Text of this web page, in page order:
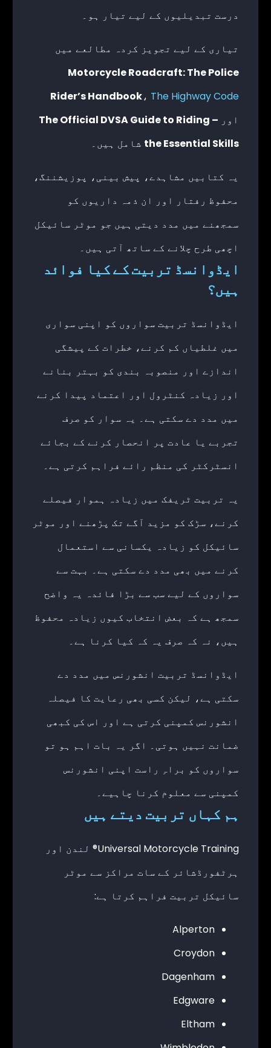
درست تبدیلیوں کے لیے تیار ہو۔
تیاری کے لیے تجویز کردہ مطالعے میں
Motorcycle Roadcraft: The Police
Rider’s Handbook، The Highway Code
اور The Official DVSA Guide to Riding –
the Essential Skills شامل ہیں۔
یہ کتابیں مشاہدے، پیش بینی، پوزیشننگ،
محفوظ رفتار اور ان ذمہ داریوں کو
سمجھنے میں مدد دیتی ہیں جو موٹر سائیکل
اچھی طرح چلانے کے ساتھ آتی ہیں۔
ایڈوانسڈ تربیت کے کیا فوائد
ہیں؟
ایڈوانسڈ تربیت سواروں کو اپنی سواری
میں غلطیاں کم کرنے، خطرات کے پیشگی
اندازے اور منصوبہ بندی کو بہتر بنانے
اور زیادہ کنٹرول اور اعتماد پیدا کرنے
میں مدد دے سکتی ہے۔ یہ سوار کو صرف
تجربے یا عادت پر انحصار کرنے کے بجائے
انسٹرکٹر کی منظم رائے فراہم کرتی ہے۔
یہ تربیت ٹریفک میں زیادہ ہموار فیصلے
کرنے، سڑک کو مزید آگے تک پڑھنے اور موٹر
سائیکل کو زیادہ یکسانی سے استعمال
کرنے میں بھی مدد دے سکتی ہے۔ بہت سے
سواروں کے لیے سب سے بڑا فائدہ یہ واضح
سمجھ ہے کہ بعض انتخاب کیوں زیادہ محفوظ
ہیں، نہ کہ صرف یہ کہ کیا کرنا ہے۔
ایڈوانسڈ تربیت انشورنس میں مدد دے
سکتی ہے، لیکن کسی بھی رعایت کا فیصلہ
انشورنس کمپنی کرتی ہے اور اس کی کبھی
ضمانت نہیں ہوتی۔ اگر یہ بات اہم ہو تو
سواروں کو براہِ راست اپنی انشورنس
کمپنی سے معلوم کرنا چاہیے۔
ہم کہاں تربیت دیتے ہیں
Universal Motorcycle Training® لندن اور
ہرٹفورڈشائر کے سات مراکز سے موٹر
سائیکل تربیت فراہم کرتا ہے:
Alperton
Croydon
Dagenham
Edgware
Eltham